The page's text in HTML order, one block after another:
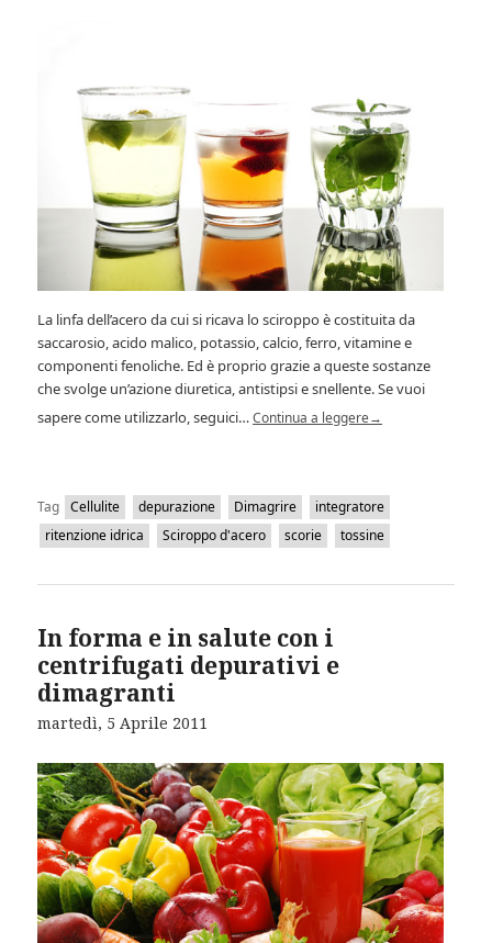
La linfa dell’acero da cui si ricava lo sciroppo è costituita da
saccarosio, acido malico, potassio, calcio, ferro, vitamine e
componenti fenoliche. Ed è proprio grazie a queste sostanze
che svolge un’azione diuretica, antistipsi e snellente. Se vuoi
sapere come utilizzarlo, seguici…Continua a leggere→
Tag Cellulite depurazione Dimagrire
integratore
ritenzione idrica
Sciroppo d'acero scorie tossine
In forma e in salute con i
centrifugati depurativi e
dimagranti
martedì, 5 Aprile 2011